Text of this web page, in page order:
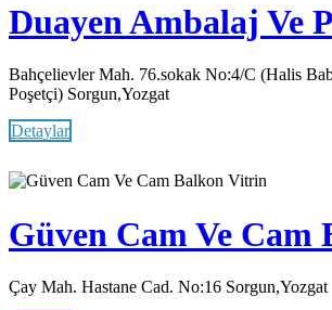
Duayen Ambalaj Ve
Bahçelievler Mah. 76.sokak No:4/C (Halis
Poşetçi) Sorgun,Yozgat
Detaylar
Vitrin
Güven Cam Ve Cam
Çay Mah. Hastane Cad. No:16 Sorgun,Yozgat